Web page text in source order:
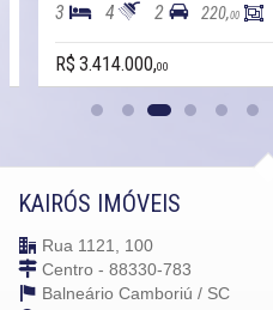
3 4 2 220,00
R$ 3.414.000,00
KAIRÓS IMÓVEIS
Rua 1121, 100
Centro - 88330-783
Balneário Camboriú / SC